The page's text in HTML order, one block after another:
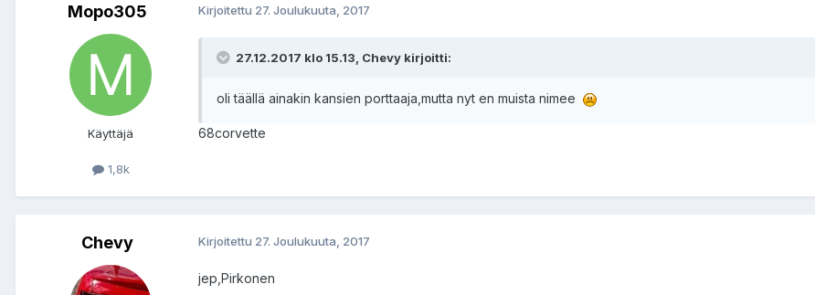
Mopo305
Käyttäjä
1,8k
Kirjoitettu 27. Joulukuuta, 2017
27.12.2017 klo 15.13, Chevy kirjoitti:
oli täällä ainakin kansien porttaaja,mutta nyt en muista nimee
68corvette
Chevy Kirjoitettu 27. Joulukuuta, 2017
jep,Pirkonen